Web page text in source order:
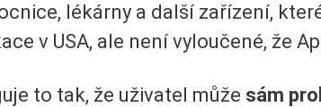
lékárny a další zařízení,
v USA, ale není vyloučené, že
to tak, že uživatel může sám